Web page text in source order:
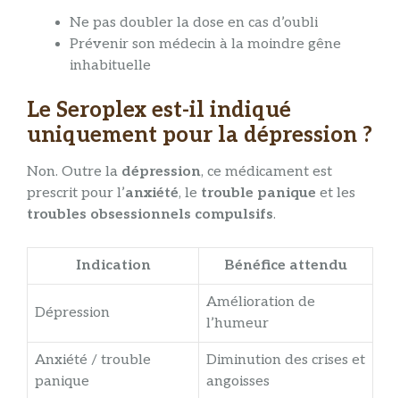
Ne pas doubler la dose en cas d’oubli
Prévenir son médecin à la moindre gêne
inhabituelle
Le Seroplex est-il indiqué
uniquement pour la dépression ?
Non. Outre la dépression, ce médicament est
prescrit pour l’anxiété, le trouble panique et les
troubles obsessionnels compulsifs.
Indication Bénéfice attendu
Dépression
Amélioration de
l’humeur
Anxiété / trouble
panique
Diminution des crises et
angoisses